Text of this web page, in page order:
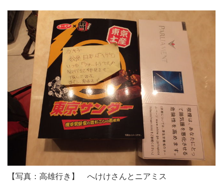
【写真：高雄行き】 へけけさんとニアミス